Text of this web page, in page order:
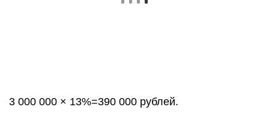
3 000 000 × 13%=390 000 рублей.